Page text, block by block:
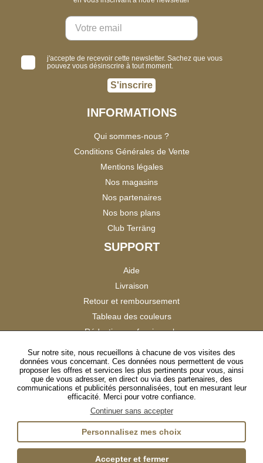
j'accepte de recevoir cette newsletter. Sachez que vous
pouvez vous désinscrire à tout moment.
S'inscrire
INFORMATIONS
Qui sommes-nous ?
Conditions Générales de Vente
Mentions légales
Nos magasins
Nos partenaires
Nos bons plans
Club Terräng
SUPPORT
Aide
Livraison
Retour et remboursement
Tableau des couleurs
Réduction professionnels
Satisfaction Clients
SUIVEZ-NOUS
InstagramTikTokFacebookYouTubeLinkedIn
Sur notre site, nous recueillons à chacune de vos visites des
données vous concernant. Ces données nous permettent de vous
proposer les offres et services les plus pertinents pour vous, ainsi
que de vous adresser, en direct ou via des partenaires, des
communications et publicités personnalisées, tout en mesurant leur
efficacité. Merci pour votre confiance.
Continuer sans accepter
Personnalisez mes choix
Accepter et fermer